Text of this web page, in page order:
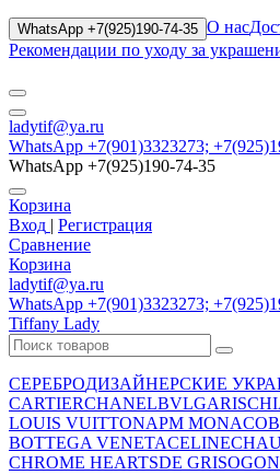
WhatsApp +7(925)190-74-35 О нас
Рекомендации по уходу за
ladytif@ya.ru
WhatsApp +7(901)3323273;
WhatsApp +7(925)190-74-35
Корзина
Вход | Регистрация
Сравнение
Корзина
ladytif@ya.ru
WhatsApp +7(901)3323273;
Tiffany Lady
СЕРЕБРОДИЗАЙНЕРСКИЕ
CARTIERCHANELBVLGARI
LOUIS VUITTONAPM MONACO
BOTTEGA VENETACELINE
CHROME HEARTSDE